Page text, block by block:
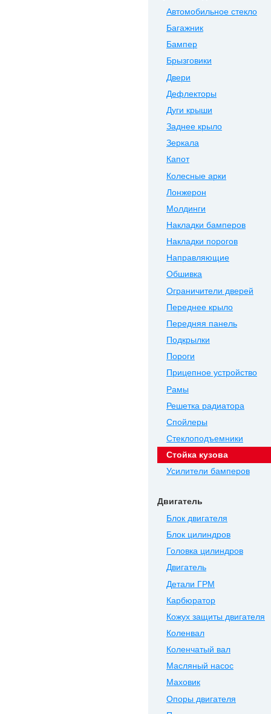
Автомобильное стекло
Багажник
Бампер
Брызговики
Двери
Дефлекторы
Дуги крыши
Заднее крыло
Зеркала
Капот
Колесные арки
Лонжерон
Молдинги
Накладки бамперов
Накладки порогов
Направляющие
Обшивка
Ограничители дверей
Переднее крыло
Передняя панель
Подкрылки
Пороги
Прицепное устройство
Рамы
Решетка радиатора
Спойлеры
Стеклоподъемники
Стойка кузова
Усилители бамперов
Двигатель
Блок двигателя
Блок цилиндров
Головка цилиндров
Двигатель
Детали ГРМ
Карбюратор
Кожух защиты двигателя
Коленвал
Коленчатый вал
Масляный насос
Маховик
Опоры двигателя